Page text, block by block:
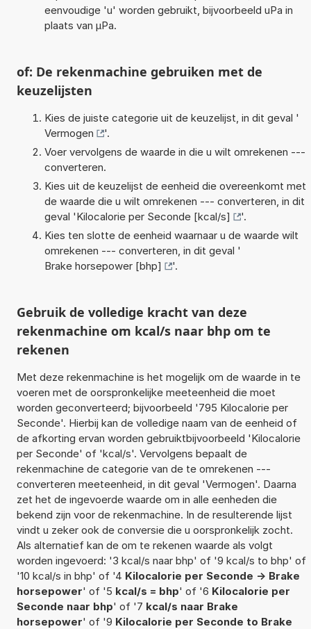
eenvoudige 'u' worden gebruikt, bijvoorbeeld uPa in
plaats van µPa.
of: De rekenmachine gebruiken met de
keuzelijsten
Kies de juiste categorie uit de keuzelijst, in dit geval '
Vermogen
'.
Voer vervolgens de waarde in die u wilt omrekenen ---
converteren.
Kies uit de keuzelijst de eenheid die overeenkomt met
de waarde die u wilt omrekenen --- converteren, in dit
geval 'Kilocalorie per Seconde [kcal/s]
'.
Kies ten slotte de eenheid waarnaar u de waarde wilt
omrekenen --- converteren, in dit geval '
Brake horsepower [bhp]
'.
Gebruik de volledige kracht van deze
rekenmachine om kcal/s naar bhp om te
rekenen
Met deze rekenmachine is het mogelijk om de waarde in te
voeren met de oorspronkelijke meeteenheid die moet
worden geconverteerd; bijvoorbeeld '795 Kilocalorie per
Seconde'. Hierbij kan de volledige naam van de eenheid of
de afkorting ervan worden gebruiktbijvoorbeeld 'Kilocalorie
per Seconde' of 'kcal/s'. Vervolgens bepaalt de
rekenmachine de categorie van de te omrekenen ---
converteren meeteenheid, in dit geval 'Vermogen'. Daarna
zet het de ingevoerde waarde om in alle eenheden die
bekend zijn voor de rekenmachine. In de resulterende lijst
vindt u zeker ook de conversie die u oorspronkelijk zocht.
Als alternatief kan de om te rekenen waarde als volgt
worden ingevoerd: '3 kcal/s naar bhp' of '9 kcal/s to bhp' of
'10 kcal/s in bhp' of '4 Kilocalorie per Seconde -> Brake
horsepower' of '5 kcal/s = bhp' of '6 Kilocalorie per
Seconde naar bhp' of '7 kcal/s naar Brake
horsepower' of '9 Kilocalorie per Seconde to Brake